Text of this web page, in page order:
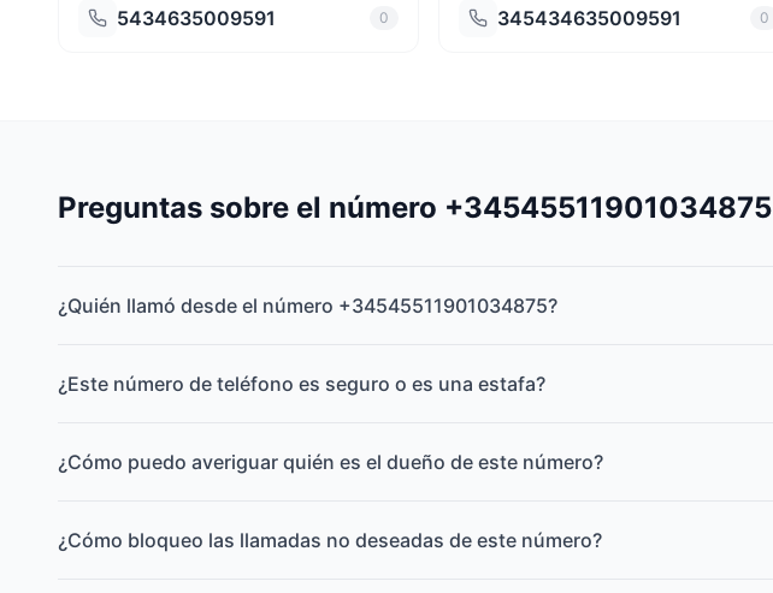
5434635009591 0 345434635009591 0
Preguntas sobre el número +34545511901034875
¿Quién llamó desde el número +34545511901034875?
¿Este número de teléfono es seguro o es una estafa?
¿Cómo puedo averiguar quién es el dueño de este número?
¿Cómo bloqueo las llamadas no deseadas de este número?